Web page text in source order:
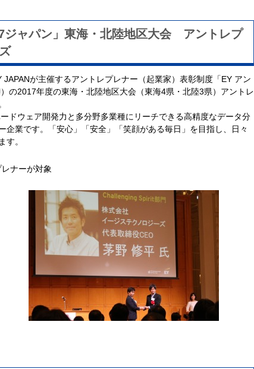
ジャパン」東海・北陸地区大会 アントレプ
が主催するアントレプレナー（起業家）表彰制度「EY アン
の2017年度の東海・北陸地区大会（東海4県・北陸3県）アントレ
ドウェア開発力と多分野多業種にリーチできる高精度なデータ分
業です。「安心」「安全」「笑顔がある毎日」を目指し、日々
す。
ナーが対象